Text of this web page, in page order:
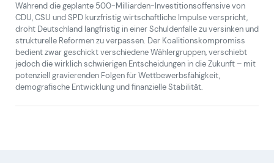
Während die geplante 500-Milliarden-Investitionsoffensive von
CDU, CSU und SPD kurzfristig wirtschaftliche Impulse verspricht,
droht Deutschland langfristig in einer Schuldenfalle zu versinken und
strukturelle Reformen zu verpassen. Der Koalitionskompromiss
bedient zwar geschickt verschiedene Wählergruppen, verschiebt
jedoch die wirklich schwierigen Entscheidungen in die Zukunft – mit
potenziell gravierenden Folgen für Wettbewerbsfähigkeit,
demografische Entwicklung und finanzielle Stabilität.